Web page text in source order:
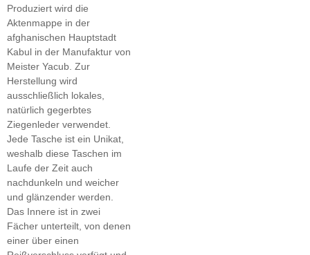
Produziert wird die
Aktenmappe in der
afghanischen Hauptstadt
Kabul in der Manufaktur von
Meister Yacub. Zur
Herstellung wird
ausschließlich lokales,
natürlich gegerbtes
Ziegenleder verwendet.
Jede Tasche ist ein Unikat,
weshalb diese Taschen im
Laufe der Zeit auch
nachdunkeln und weicher
und glänzender werden.
Das Innere ist in zwei
Fächer unterteilt, von denen
einer über einen